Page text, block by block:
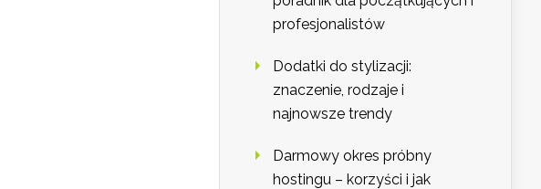
profesjonalistów
Dodatki do stylizacji:
znaczenie, rodzaje i
najnowsze trendy
Darmowy okres próbny
hostingu – korzyści i jak